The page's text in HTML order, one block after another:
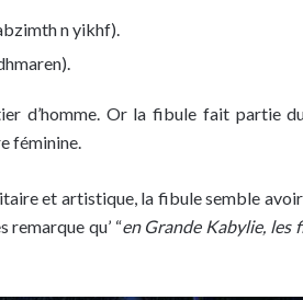
n yikhf).
d’homme. Or la fibule fait partie
féminine.
et artistique, la fibule semble
qu’ “en Grande Kabylie, les